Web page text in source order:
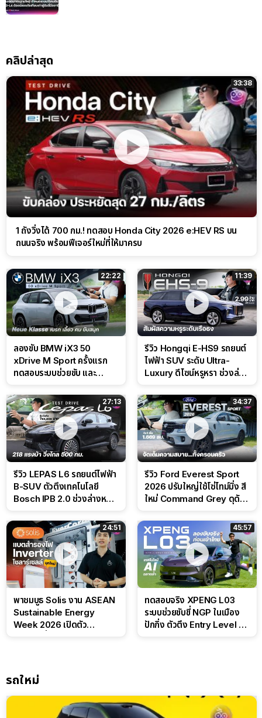
คลิปล่าสุด
33:38
1 ถังวิ่งได้ 700 กม.! ทดสอบ Honda City 2026 e:HEV RS บน
ถนนจริง พร้อมฟีเจอร์ใหม่ที่ให้มาครบ
22:22
ลองขับ BMW iX3 50
xDrive M Sport ครั้งแรก
ทดสอบระบบช่วยขับ และ
สนาม
11:39
รีวิว Hongqi E-HS9 รถยนต์
ไฟฟ้า SUV ระดับ Ultra-
Luxury ดีไซน์หรูหรา ช่วงล่าง
27:13
รีวิว LEPAS L6 รถยนต์ไฟฟ้า
B-SUV ตัวตึงเทคโนโลยี
Bosch IPB 2.0 ช่วงล่างหนึบ
34:37
รีวิว Ford Everest Sport
2026 ปรับใหญ่ใช้โซ่ไทม์มิ่ง สี
ใหม่ Command Grey ดุดัน
24:51
พาชมบูธ Solis งาน ASEAN
Sustainable Energy
Week 2026 เปิดตัว
45:57
ทดสอบจริง XPENG L03
ระบบช่วยขับขี่ NGP ในเมือง
ปักกิ่ง ตัวตึง Entry Level ที่
รถใหม่